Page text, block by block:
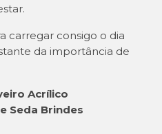
carregar consigo o dia
da importância de
Acrílico
Seda Brindes